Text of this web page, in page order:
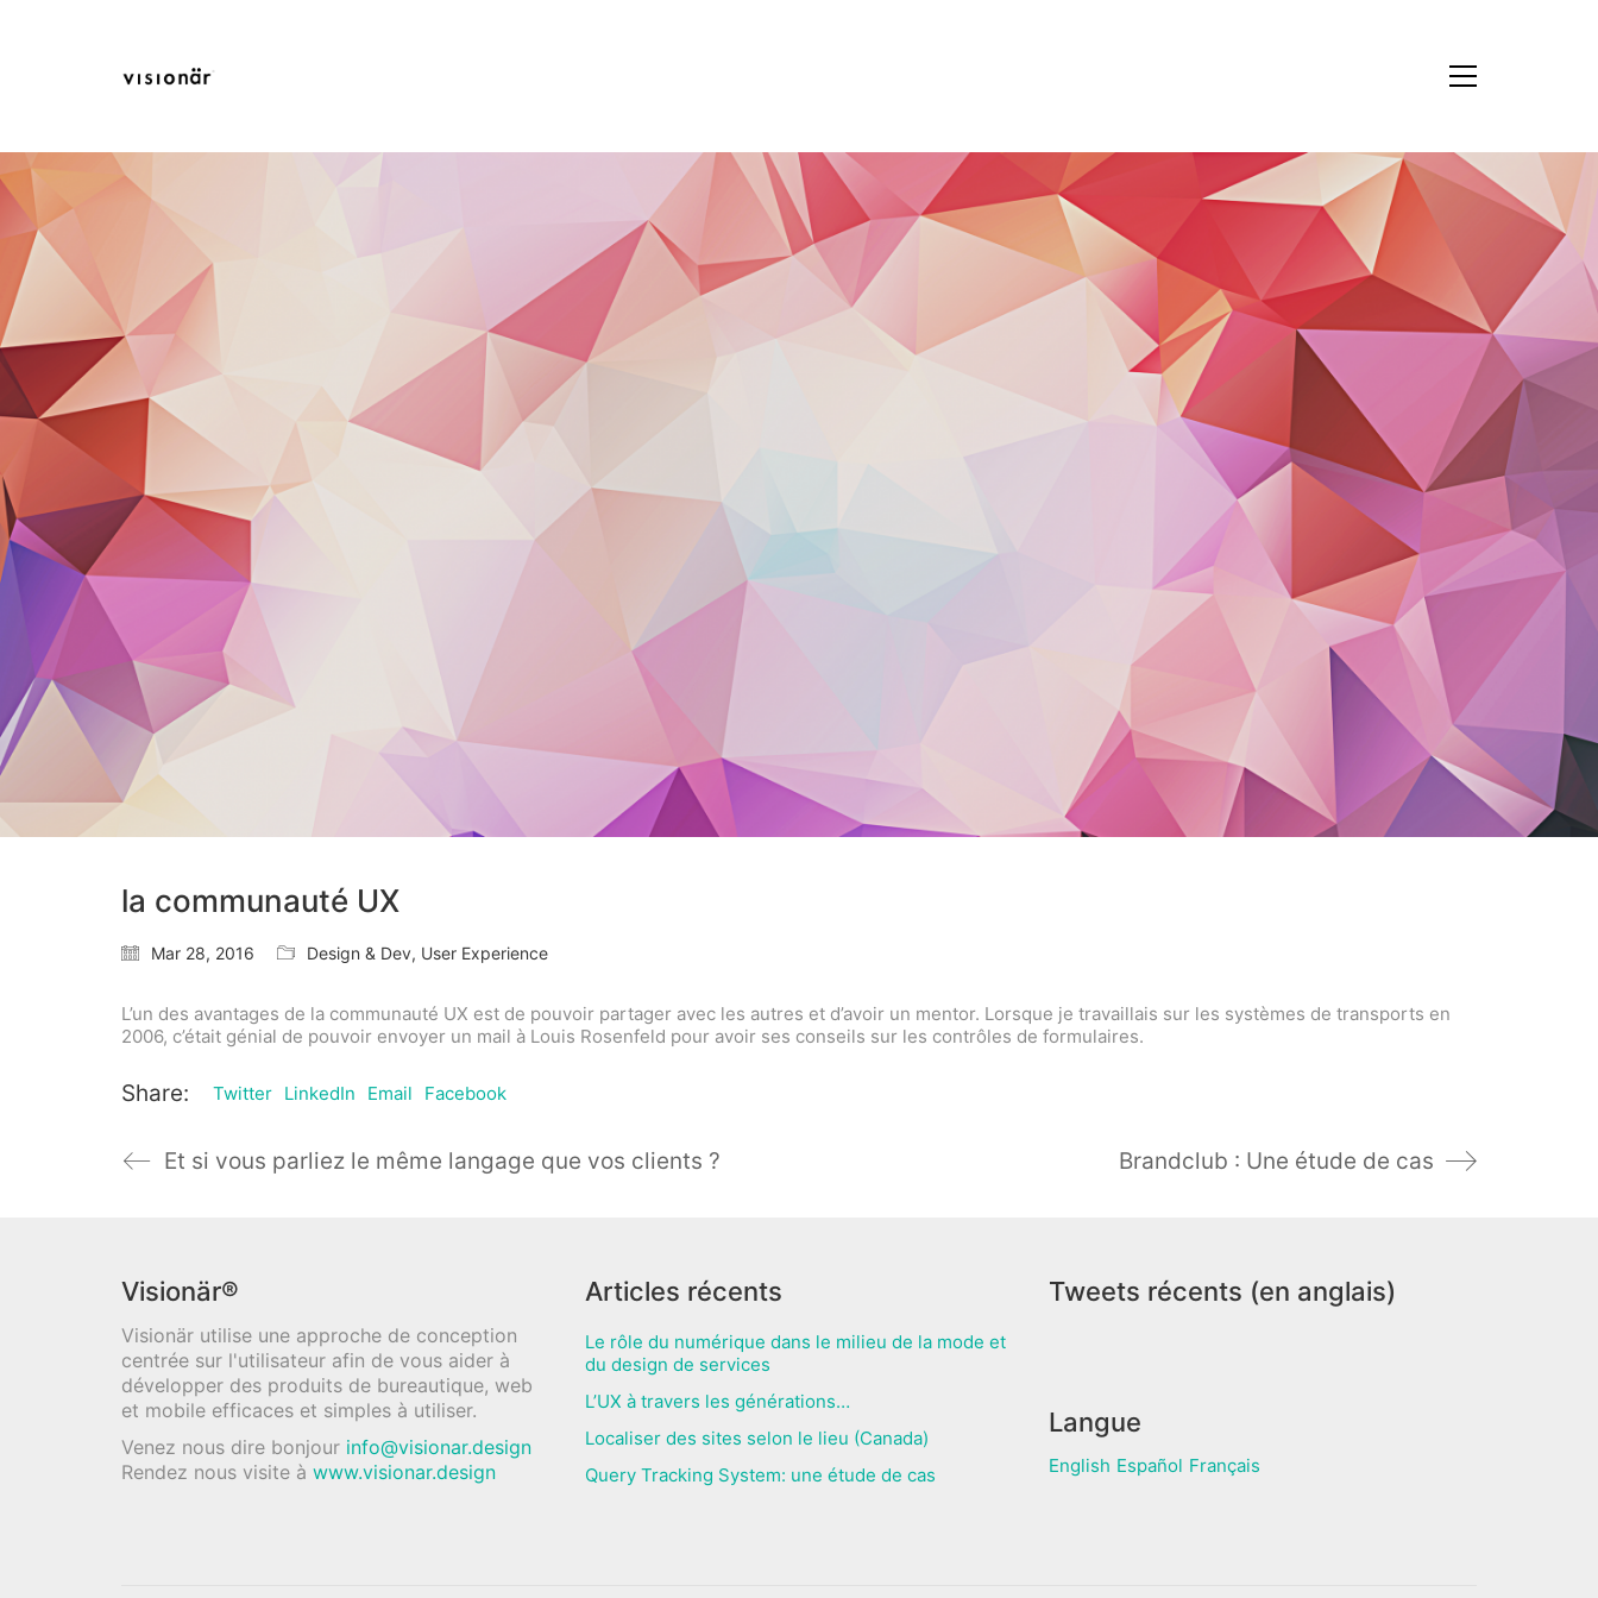
la communauté UX
Mar 28, 2016 Design & Dev, User Experience
L’un des avantages de la communauté UX est de pouvoir partager avec les autres et d’avoir un mentor. Lorsque je travaillais sur les systèmes de transports en
2006, c’était génial de pouvoir envoyer un mail à Louis Rosenfeld pour avoir ses conseils sur les contrôles de formulaires.
Share: Twitter LinkedIn Email Facebook
Et si vous parliez le même langage que vos clients ? Brandclub : Une étude de cas
Visionär®
Visionär utilise une approche de conception
centrée sur l'utilisateur afin de vous aider à
développer des produits de bureautique, web
et mobile efficaces et simples à utiliser.
Venez nous dire bonjour info@visionar.design
Rendez nous visite à www.visionar.design
Articles récents
Le rôle du numérique dans le milieu de la mode et
du design de services
L’UX à travers les générations…
Localiser des sites selon le lieu (Canada)
Query Tracking System: une étude de cas
Tweets récents (en anglais)
Langue
English Español Français